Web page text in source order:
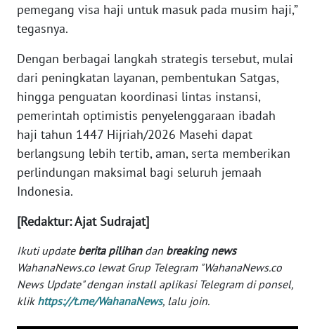
pemegang visa haji untuk masuk pada musim haji,”
tegasnya.
Dengan berbagai langkah strategis tersebut, mulai
dari peningkatan layanan, pembentukan Satgas,
hingga penguatan koordinasi lintas instansi,
pemerintah optimistis penyelenggaraan ibadah
haji tahun 1447 Hijriah/2026 Masehi dapat
berlangsung lebih tertib, aman, serta memberikan
perlindungan maksimal bagi seluruh jemaah
Indonesia.
[Redaktur: Ajat Sudrajat]
Ikuti update berita pilihandan breaking news
WahanaNews.co lewat Grup Telegram "WahanaNews.co
News Update" dengan install aplikasi Telegram di ponsel,
klik https://t.me/WahanaNews, lalu join.
WN
KALSEL
WN
KALTIM
WN
SULSEL
WN
GORONTALO
WN
WN
MALUKU
WN